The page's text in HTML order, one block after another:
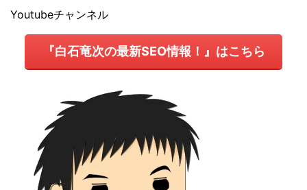
Youtubeチャンネル
『白石竜次の最新SEO情報！』はこちら